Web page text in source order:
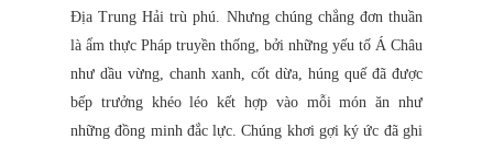
Địa Trung Hải trù phú. Nhưng chúng chẳng đơn thuần
là ẩm thực Pháp truyền thống, bởi những yếu tố Á Châu
như dầu vừng, chanh xanh, cốt dừa, húng quế đã được
bếp trưởng khéo léo kết hợp vào mỗi món ăn như
những đồng minh đắc lực. Chúng khơi gợi ký ức đã ghi